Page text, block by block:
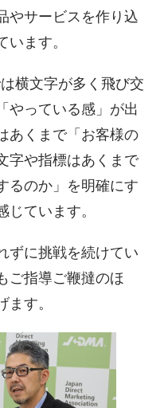
やサービスを作り込
ます。
横文字が多く飛び交
やっている感」が出
あくまで「お客様の
字や指標はあくまで
るのか」を明確にす
じています。
ずに挑戦を続けてい
ご指導ご鞭撻のほ
ます。